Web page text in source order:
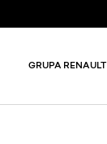
GRUPA RENAULT